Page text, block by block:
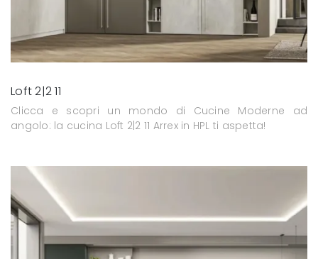
Loft 2|2 11
Clicca e scopri un mondo di Cucine Moderne ad
angolo: la cucina Loft 2|2 11 Arrex in HPL ti aspetta!